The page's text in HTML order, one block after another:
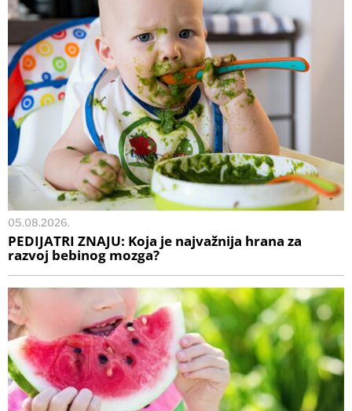
05.08.2026.
PEDIJATRI ZNAJU: Koja je najvažnija hrana za
razvoj bebinog mozga?